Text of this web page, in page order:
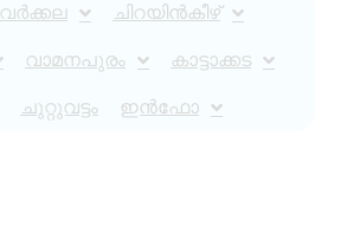
വർക്കല ചിറയിൻകീഴ്
വാമനപുരം കാട്ടാക്കട
ചുറ്റുവട്ടം ഇൻഫോ